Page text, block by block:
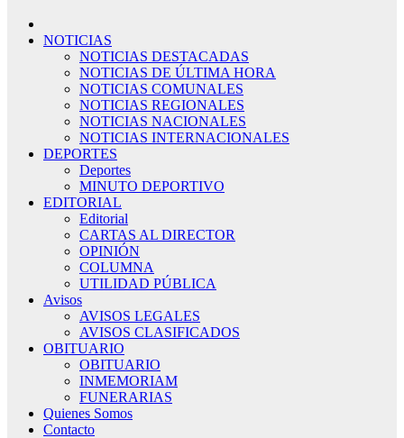
NOTICIAS
NOTICIAS DESTACADAS
NOTICIAS DE ÚLTIMA HORA
NOTICIAS COMUNALES
NOTICIAS REGIONALES
NOTICIAS NACIONALES
NOTICIAS INTERNACIONALES
DEPORTES
Deportes
MINUTO DEPORTIVO
EDITORIAL
Editorial
CARTAS AL DIRECTOR
OPINIÓN
COLUMNA
UTILIDAD PÚBLICA
Avisos
AVISOS LEGALES
AVISOS CLASIFICADOS
OBITUARIO
OBITUARIO
INMEMORIAM
FUNERARIAS
Quienes Somos
Contacto